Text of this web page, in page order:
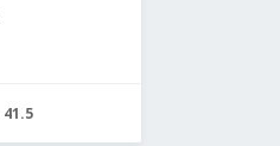
41.5